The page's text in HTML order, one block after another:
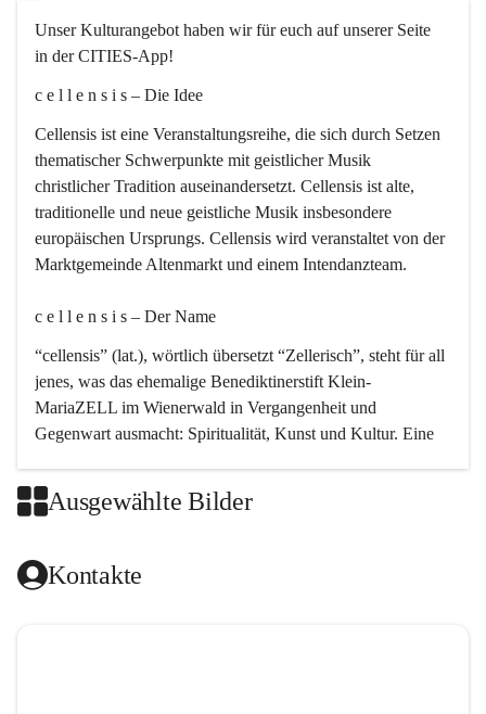
Unser Kulturangebot haben wir für euch auf unserer Seite
in der CITIES-App!
c e l l e n s i s – Die Idee
Cellensis ist eine Veranstaltungsreihe, die sich durch Setzen
thematischer Schwerpunkte mit geistlicher Musik
christlicher Tradition auseinandersetzt. Cellensis ist alte,
traditionelle und neue geistliche Musik insbesondere
europäischen Ursprungs. Cellensis wird veranstaltet von der
Marktgemeinde Altenmarkt und einem Intendanzteam.
c e l l e n s i s – Der Name
“cellensis” (lat.), wörtlich übersetzt “Zellerisch”, steht für all
jenes, was das ehemalige Benediktinerstift Klein-
MariaZELL im Wienerwald in Vergangenheit und
Gegenwart ausmacht: Spiritualität, Kunst und Kultur. Eine
Kirchenmusik, dem kunstvollen Lob Gottes.
Das kirchenmusikalische Festival Cellensis wird seit dem
Ausgewählte Bilder
Kontakte